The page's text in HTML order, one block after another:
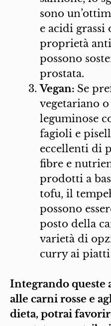
sono
e acidi grassi
proprietà
possono
prostata.
Vegan: Se
vegetariano o
leguminose
fagioli e
eccellenti di
fibre e
prodotti a
tofu, il
possono
posto della
varietà di
curry ai
Integrando queste
alle carni rosse e
dieta, potrai